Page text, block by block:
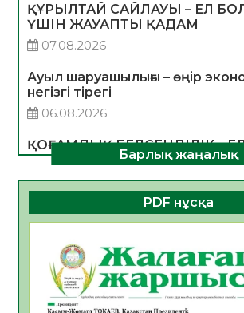
ҚҰРЫЛТАЙ САЙЛАУЫ – ЕЛ
ҮШІН ЖАУАПТЫ ҚАДАМ
07.08.2026
Ауыл шаруашылығы – өңір
негізгі тірегі
06.08.2026
ҚОҒАМДЫҚ БЕЛСЕНДІЛІК –
ДАМУЫНЫҢ НЕГІЗІ
06.08.2026
ҚҰРЫЛТАЙ САЙЛАУЫ –
БАСТАР ЖАУАПТЫ ТАҢДАУ
06.08.2026
Инфекциялық ауруларға
жұмыстарының тиімділігі
Барлық жаңалық
PDF нұсқа